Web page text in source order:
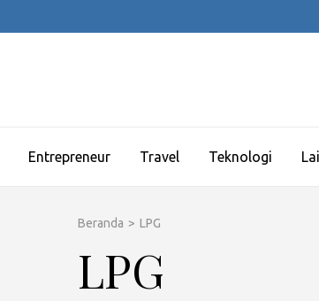
Entrepreneur Travel Teknologi
Beranda > LPG
LPG